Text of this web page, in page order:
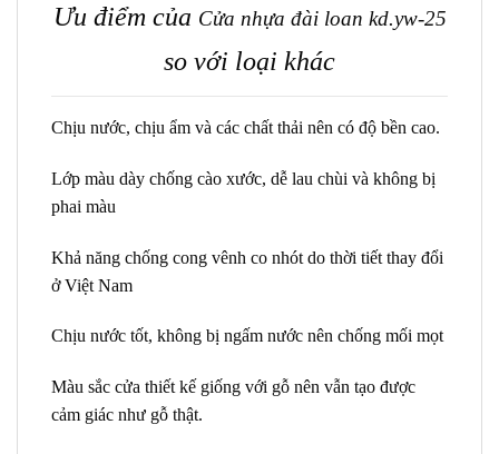
Ưu điểm của Cửa nhựa đài loan kd.yw-25
so với loại khác
Chịu nước, chịu ẩm và các chất thải nên có độ bền cao.
Lớp màu dày chống cào xước, dễ lau chùi và không bị
phai màu
Khả năng chống cong vênh co nhót do thời tiết thay đổi
ở Việt Nam
Chịu nước tốt, không bị ngấm nước nên chống mối mọt
Màu sắc cửa thiết kế giống với gỗ nên vẫn tạo được
cảm giác như gỗ thật.